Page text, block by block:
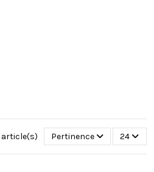
article(s) Pertinence 24